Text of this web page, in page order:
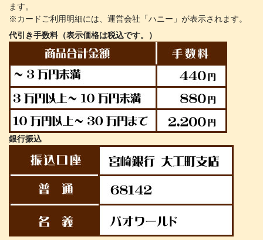
ます。
※カードご利用明細には、運営会社「ハニー」が表示されます。
代引き手数料（表示価格は税込です。）
銀行振込